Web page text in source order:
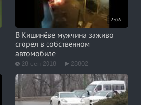
2:06
В Кишинёве мужчина заживо
сгорел в собственном
автомобиле
28 сен 2018 28802